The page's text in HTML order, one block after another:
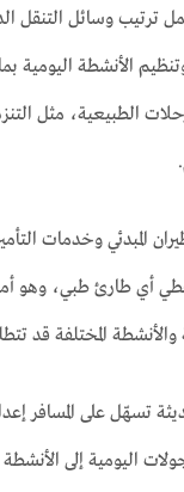
ترتيب وسائل التنقل
وتنظيم الأنشطة
الطبيعية، مثل
المبدئي وخدمات
أي طارئ طبي، وهو
المختلفة قد
تسهّل على المسافر
اليومية إلى